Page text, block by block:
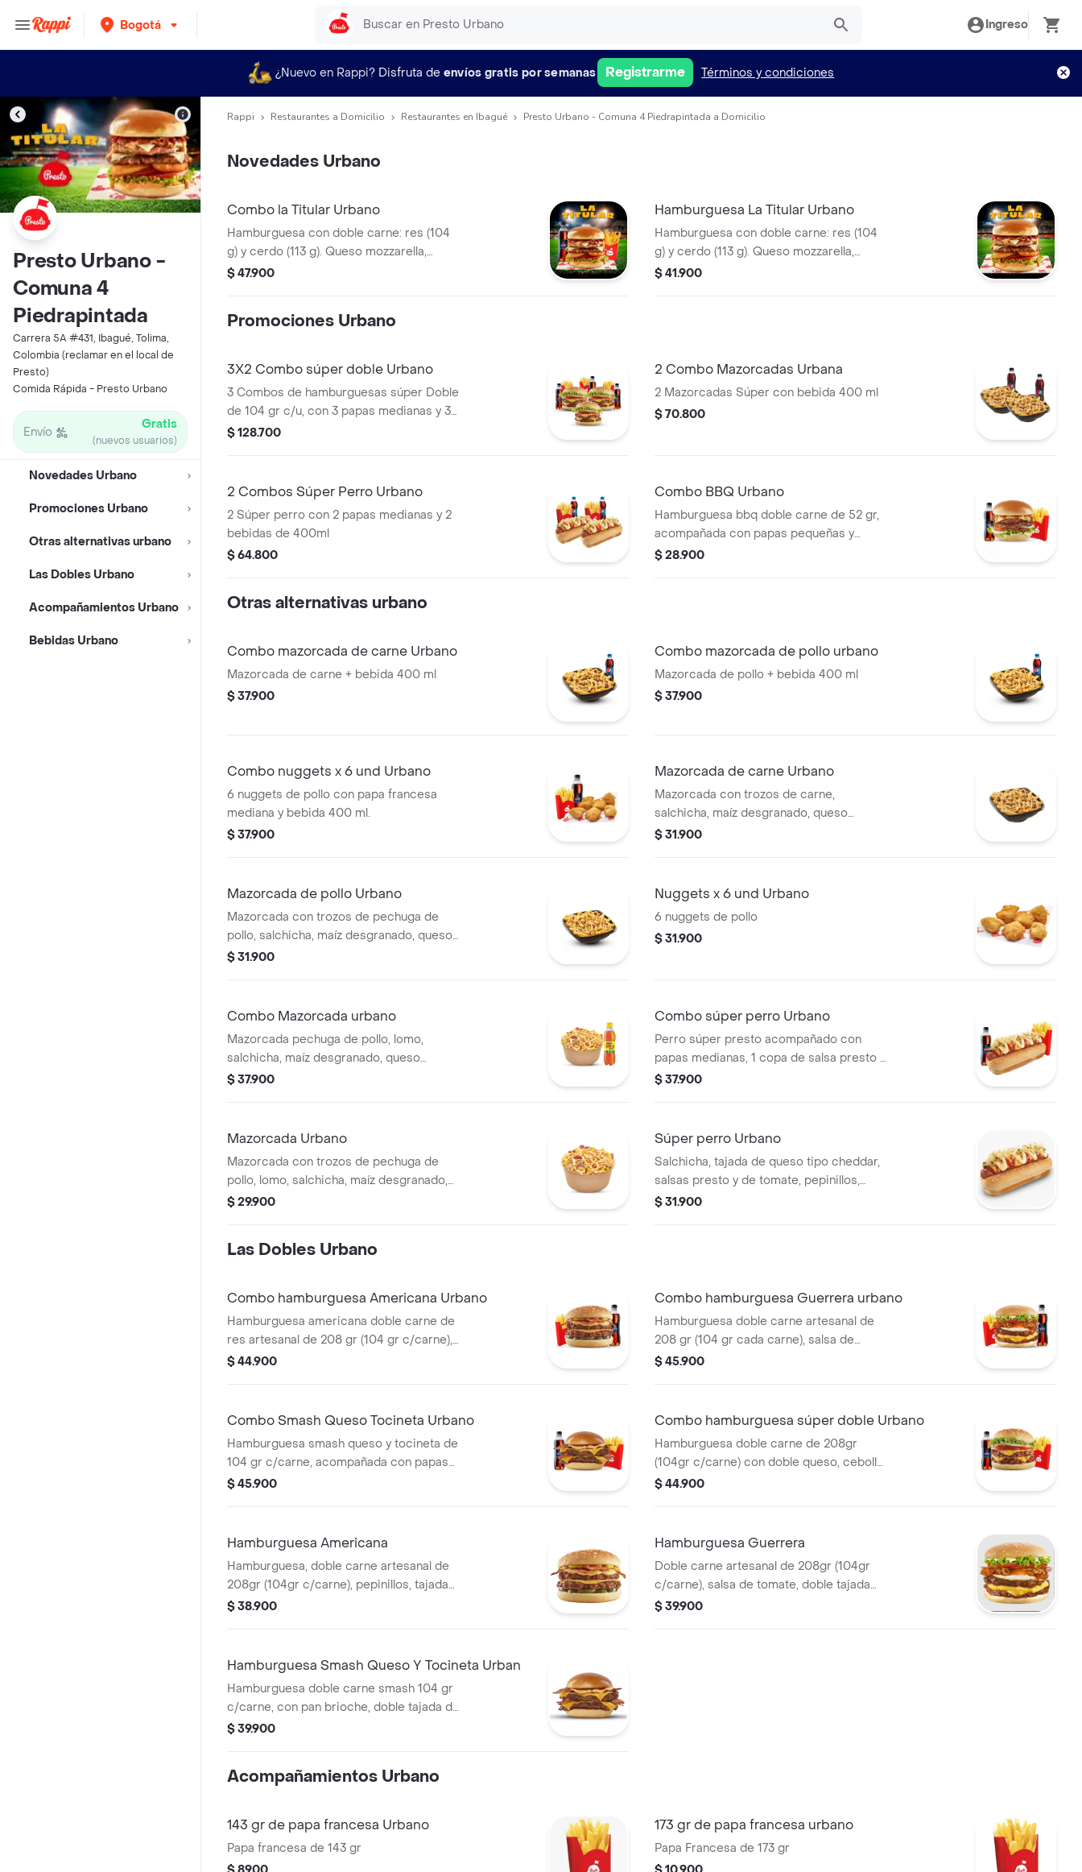
Bogotá Ingreso
¿Nuevo en Rappi? Disfruta de envíos gratis por semanas Registrarme Términos y condiciones
Presto Urbano -
Comuna 4
Piedrapintada
Carrera 5A #431, Ibagué, Tolima,
Colombia (reclamar en el local de
Presto)
Comida Rápida - Presto Urbano
Envío Gratis
(nuevos usuarios)
Novedades Urbano
Promociones Urbano
Otras alternativas urbano
Las Dobles Urbano
Acompañamientos Urbano
Bebidas Urbano
Rappi Restaurantes a Domicilio Restaurantes en Ibagué Presto Urbano - Comuna 4 Piedrapintada a Domicilio
Novedades Urbano
Combo la Titular Urbano
Hamburguesa con doble carne: res (104
g) y cerdo (113 g). Queso mozzarella,
tocineta, salsa Master de Bary: mayonesa
brioche.
$ 47.900
Hamburguesa La Titular Urbano
Hamburguesa con doble carne: res (104
g) y cerdo (113 g). Queso mozzarella,
tocineta, salsa Master de Bary: mayonesa
$ 41.900
Promociones Urbano
3X2 Combo súper doble Urbano
3 Combos de hamburguesas súper Doble
de 104 gr c/u, con 3 papas medianas y 3
bebidas de 400 ml.
$ 128.700
2 Combo Mazorcadas Urbana
2 Mazorcadas Súper con bebida 400 ml
$ 70.800
2 Combos Súper Perro Urbano
2 Súper perro con 2 papas medianas y 2
bebidas de 400ml
$ 64.800
Combo BBQ Urbano
Hamburguesa bbq doble carne de 52 gr,
acompañada con papas pequeñas y
bebida pet de 400 ml.
$ 28.900
Otras alternativas urbano
Combo mazorcada de carne Urbano
Mazorcada de carne + bebida 400 ml
$ 37.900
Combo mazorcada de pollo urbano
Mazorcada de pollo + bebida 400 ml
$ 37.900
Combo nuggets x 6 und Urbano
6 nuggets de pollo con papa francesa
mediana y bebida 400 ml.
$ 37.900
Mazorcada de carne Urbano
Mazorcada con trozos de carne,
salchicha, maíz desgranado, queso
mozzarella, papa francesa y papa fósforo,
$ 31.900
Mazorcada de pollo Urbano
Mazorcada con trozos de pechuga de
pollo, salchicha, maíz desgranado, queso
mozzarella, papa francesa y papa fósforo,
$ 31.900
Nuggets x 6 und Urbano
6 nuggets de pollo
$ 31.900
Combo Mazorcada urbano
Mazorcada pechuga de pollo, lomo,
salchicha, maíz desgranado, queso
mozzarella, papa francesa y fósforo,
$ 37.900
Combo súper perro Urbano
Perro súper presto acompañado con
papas medianas, 1 copa de salsa presto y
bebida de 400 ml
$ 37.900
Mazorcada Urbano
Mazorcada con trozos de pechuga de
pollo, lomo, salchicha, maíz desgranado,
queso mozzarella, papa francesa y papa
$ 29.900
Súper perro Urbano
Salchicha, tajada de queso tipo cheddar,
salsas presto y de tomate, pepinillos,
cebolla y papa perro
$ 31.900
Las Dobles Urbano
Combo hamburguesa Americana Urbano
Hamburguesa americana doble carne de
res artesanal de 208 gr (104 gr c/carne),
con papas medianas, 1 copa de salsa
$ 44.900
Combo hamburguesa Guerrera urbano
Hamburguesa doble carne artesanal de
208 gr (104 gr cada carne), salsa de
tomate, doble tajada cheddar, cebolla
bebida 400 ml
$ 45.900
Combo Smash Queso Tocineta Urbano
Hamburguesa smash queso y tocineta de
104 gr c/carne, acompañada con papas
medianas y bebida pet de 400 ml
$ 45.900
Combo hamburguesa súper doble Urbano
Hamburguesa doble carne de 208gr
(104gr c/carne) con doble queso, cebolla,
tomate, lechuga, salsa presto y de
$ 44.900
Hamburguesa Americana
Hamburguesa, doble carne artesanal de
208gr (104gr c/carne), pepinillos, tajada
cheddar y aderezo cheddar, tocineta en
$ 38.900
Hamburguesa Guerrera
Doble carne artesanal de 208gr (104gr
c/carne), salsa de tomate, doble tajada
cheddar, cebolla grillé, tomate, huevo frito
$ 39.900
Hamburguesa Smash Queso Y Tocineta Urban
Hamburguesa doble carne smash 104 gr
c/carne, con pan brioche, doble tajada de
queso cheddar, doble porción de
$ 39.900
Acompañamientos Urbano
143 gr de papa francesa Urbano
Papa francesa de 143 gr
173 gr de papa francesa urbano
Papa Francesa de 173 gr